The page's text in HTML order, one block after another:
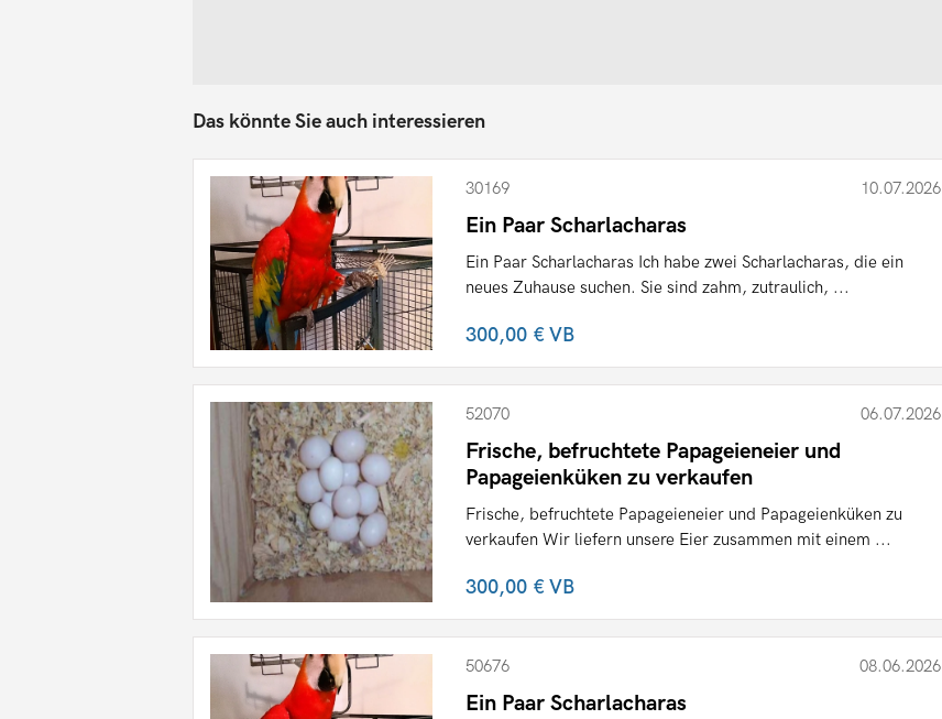
Das könnte Sie auch interessieren
30169 10.07.2026
Ein Paar Scharlacharas
Ein Paar Scharlacharas Ich habe zwei Scharlacharas, die ein
neues Zuhause suchen. Sie sind zahm, zutraulich, ...
300,00 €VB
52070 06.07.2026
Frische, befruchtete Papageieneier und
Papageienküken zu verkaufen
Frische, befruchtete Papageieneier und Papageienküken zu
verkaufen Wir liefern unsere Eier zusammen mit einem ...
300,00 €VB
50676 08.06.2026
Ein Paar Scharlacharas